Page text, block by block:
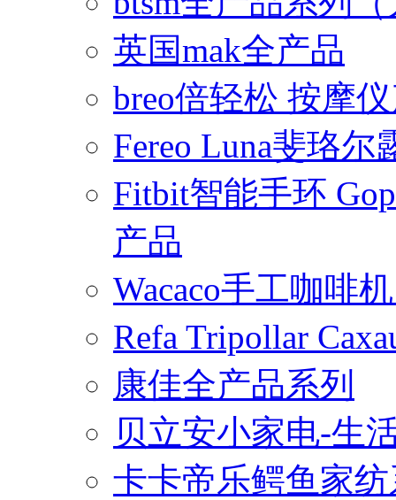
英国mak全产品
breo倍轻松 按摩
Fereo Luna斐珞
Fitbit智能手环
产品
Wacaco手工咖啡
Refa Tripollar
康佳全产品系列
贝立安小家电-生
卡卡帝乐鳄鱼家